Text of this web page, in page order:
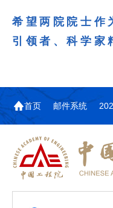
希望两院院士作
引领者、科学家
首页 邮件系统